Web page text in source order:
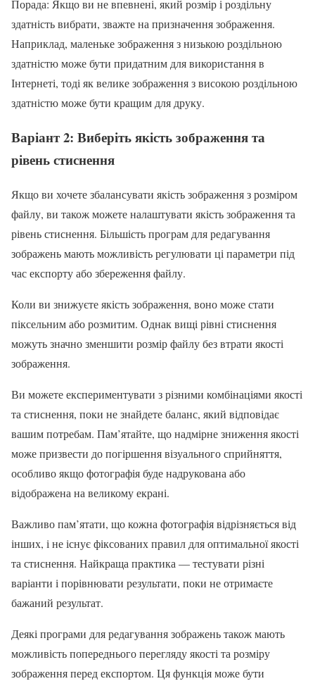
Порада: Якщо ви не впевнені, який розмір і роздільну
здатність вибрати, зважте на призначення зображення.
Наприклад, маленьке зображення з низькою роздільною
здатністю може бути придатним для використання в
Інтернеті, тоді як велике зображення з високою роздільною
здатністю може бути кращим для друку.
Варіант 2: Виберіть якість зображення та
рівень стиснення
Якщо ви хочете збалансувати якість зображення з розміром
файлу, ви також можете налаштувати якість зображення та
рівень стиснення. Більшість програм для редагування
зображень мають можливість регулювати ці параметри під
час експорту або збереження файлу.
Коли ви знижуєте якість зображення, воно може стати
піксельним або розмитим. Однак вищі рівні стиснення
можуть значно зменшити розмір файлу без втрати якості
зображення.
Ви можете експериментувати з різними комбінаціями якості
та стиснення, поки не знайдете баланс, який відповідає
вашим потребам. Пам’ятайте, що надмірне зниження якості
може призвести до погіршення візуального сприйняття,
особливо якщо фотографія буде надрукована або
відображена на великому екрані.
Важливо пам’ятати, що кожна фотографія відрізняється від
інших, і не існує фіксованих правил для оптимальної якості
та стиснення. Найкраща практика — тестувати різні
варіанти і порівнювати результати, поки не отримаєте
бажаний результат.
Деякі програми для редагування зображень також мають
можливість попереднього перегляду якості та розміру
зображення перед експортом. Ця функція може бути